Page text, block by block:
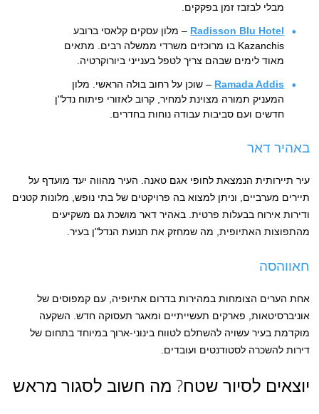
מבלי לבזבז זמן בפקקים.
Radisson Blu Hotel – מלון עסקים קלאסי ברובע
Kazanchis בו מרוכזים משרדי ממשלה רבים. מתאים
מאוד לימים שבהם צריך לטפל בענייני ביורוקרטיה.
Ramada Addis – שוכן על רחוב בולה הראשי. מלון
המעניק תמורה מצוינת למחיר, קרוב לאזורי פיתוח נדל"ן
חדשים ועם סביבות עבודה נוחות בחדרים.
באהיר דאר
עיר תיירותית הנמצאת לחופי אגם טאנה. העיר מהווה יעד מועדף על
תיירים מערביים, וניתן למצוא בה פרויקטים של בתי נופש, מלונות קטנים
ודירות אירוח בבעלות פרטית. באהיר דאר מושכת גם משקיעים
מהתפוצות האתיופית, מה שמחזק את תנועת הנדל"ן בעיר.
חאווהסה
אחת הערים הצומחות במהירות בדרום אתיופיה, עם קמפוסים של
אוניברסיטאות, פארקים תעשייתיים ומאגר תעסוקה חדש. השקעה
מוקדמת בעיר עשויה להשתלם לטווח בינוני-ארוך במיוחד בתחום של
דירות להשכרה לסטודנטים ועובדים.
יוצאים לסיור שטח? מה חשוב לסגור מראש